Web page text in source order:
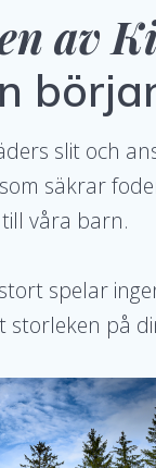
av
slit och
säkrar
våra barn.
spelar
storleken på